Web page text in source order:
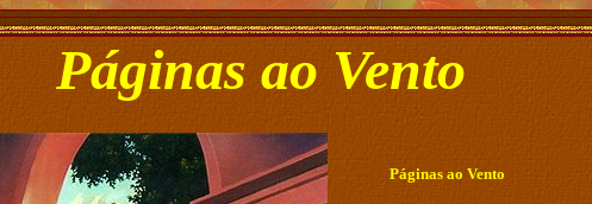
Páginas ao Vento
Páginas ao Vento